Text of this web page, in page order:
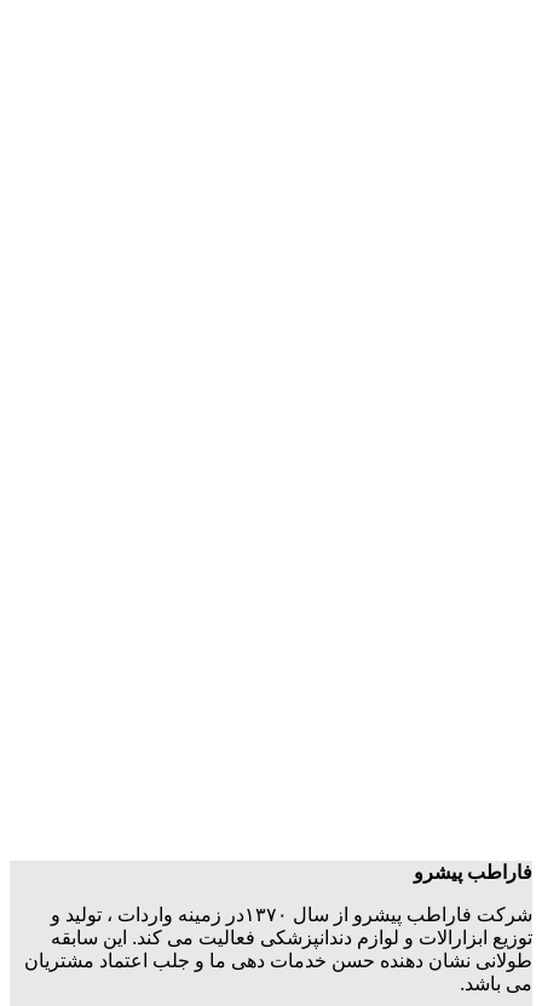
فاراطب پیشرو
شرکت فاراطب پیشرو از سال ۱۳۷۰در زمینه واردات ، تولید و
توزیع ابزارالات و لوازم دندانپزشکی فعالیت می کند. این سابقه
طولانی نشان دهنده حسن خدمات دهی ما و جلب اعتماد مشتریان
می باشد.